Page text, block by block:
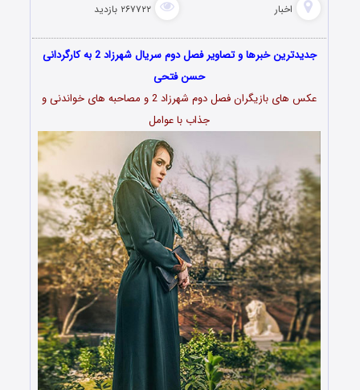
اخبار ۲۶۷۷۲۲ بازدید
جدیدترین خبرها و تصاویر فصل دوم سریال شهرزاد 2 به کارگردانی
حسن فتحی
عکس های بازیگران فصل دوم شهرزاد 2 و مصاحبه های خواندنی و
جذاب با عوامل